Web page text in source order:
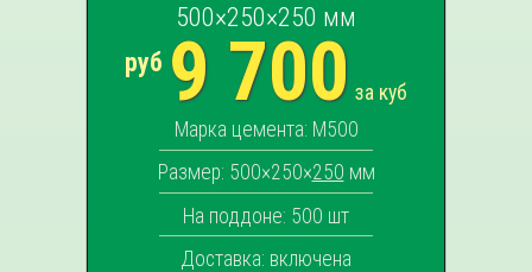
500×250×250 мм
руб 9 700 за куб
Марка цемента: М500
Размер: 500×250×250 мм
На поддоне: 500 шт
Доставка: включена